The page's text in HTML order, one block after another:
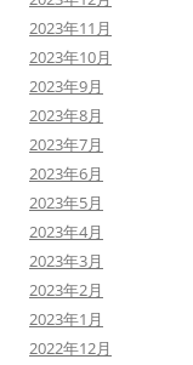
2023年11月
2023年10月
2023年9月
2023年8月
2023年7月
2023年6月
2023年5月
2023年4月
2023年3月
2023年2月
2023年1月
2022年12月